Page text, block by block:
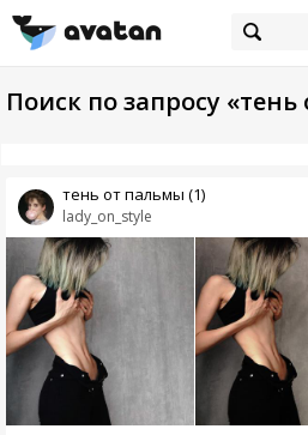
Поиск по запросу «тень
lady_on_style
тень от пальмы (1)